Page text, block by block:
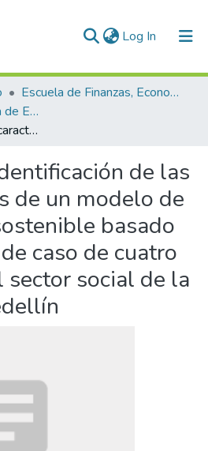
Log In (current)
Escuela de Finanzas, Economía y Gobierno
Maestría en Gerencia de Empresas Sociales para la Innovación Social y el Desarrollo Local (tesis)
Identificación de las características de un modelo de financiación sostenible basado en el estudio de caso de cuatro entidades del sector social de la ciudad de Medellín
de las
de un modelo de
basado
caso de cuatro
social de la